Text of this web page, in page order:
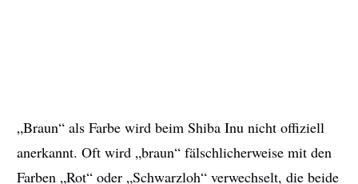
„Braun“ als Farbe wird beim Shiba Inu nicht offiziell
anerkannt. Oft wird „braun“ fälschlicherweise mit den
Farben „Rot“ oder „Schwarzloh“ verwechselt, die beide